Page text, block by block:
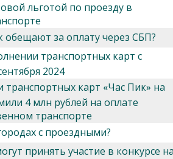
льготой по проезду в
обещают за оплату через СБП?
транспортных карт с
2024
транспортных карт «Час Пик» на
4 млн рублей на оплате
транспорте
с проездными?
принять участие в конкурсе